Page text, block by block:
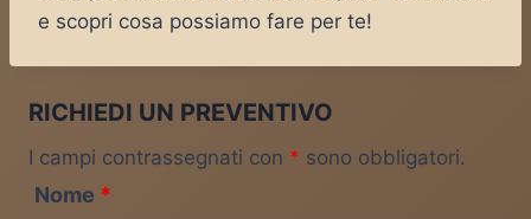
e scopri cosa possiamo fare per te!
RICHIEDI UN PREVENTIVO
I campi contrassegnati con * sono obbligatori.
Nome *